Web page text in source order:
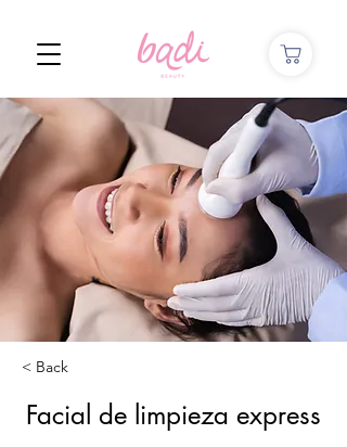
< Back
Facial de limpieza express